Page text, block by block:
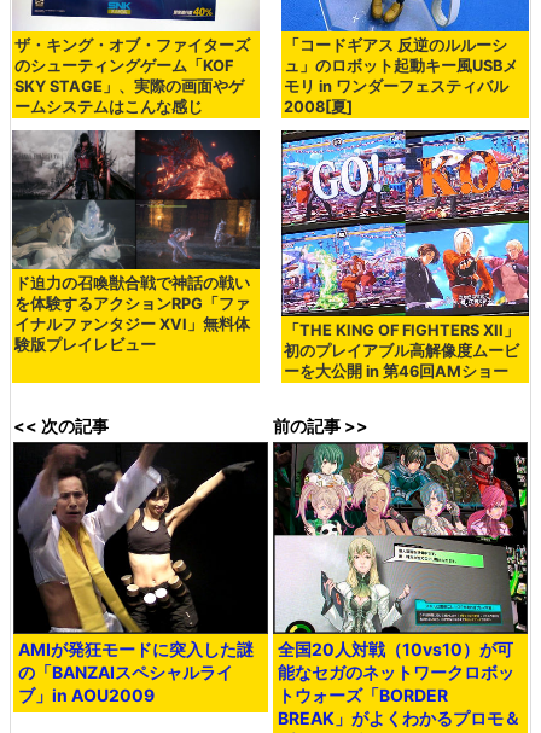
ザ・キング・オブ・ファイターズ
のシューティングゲーム「KOF
SKY STAGE」、実際の画面やゲ
ームシステムはこんな感じ
「コードギアス 反逆のルルーシ
ュ」のロボット起動キー風USBメ
モリ in ワンダーフェスティバル
2008[夏]
ド迫力の召喚獣合戦で神話の戦い
を体験するアクションRPG「ファ
イナルファンタジー XVI」無料体
験版プレイレビュー
「THE KING OF FIGHTERS XII」
初のプレイアブル高解像度ムービ
ーを大公開 in 第46回AMショー
<< 次の記事
AMIが発狂モードに突入した謎
の「BANZAIスペシャルライ
ブ」in AOU2009
前の記事 >>
全国20人対戦（10vs10）が可
能なセガのネットワークロボッ
トウォーズ「BORDER
BREAK」がよくわかるプロモ＆